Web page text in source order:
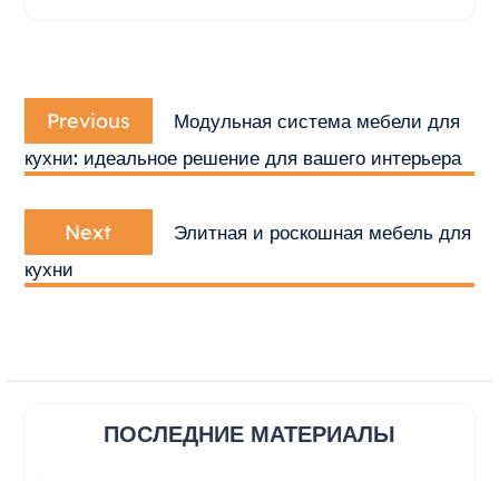
Навигация
по
записям
Previous
Previous
post:
Модульная система мебели для
кухни: идеальное решение для вашего интерьера
Next
Next
post:
Элитная и роскошная мебель для
кухни
ПОСЛЕДНИЕ МАТЕРИАЛЫ